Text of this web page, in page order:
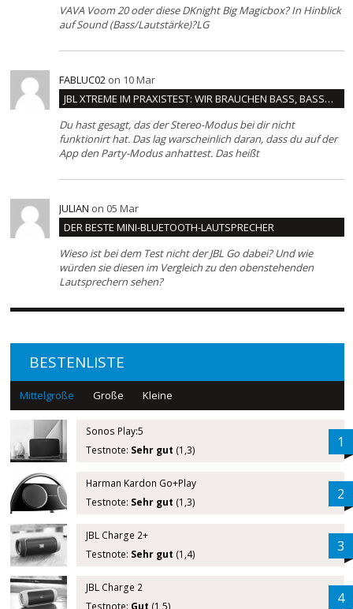
VAVA Voom 20 oder diese DKnight Big Magicbox? In Hinblick
auf Sound (Bass/Lautstärke)?LG
FABLUC02 on 10 Mar
JBL XTREME IM PRAXISTEST: WIR BRAUCHEN BASS, BASS…
Du hast gesagt, das der Stereo-Modus bei dir nicht
funktionirt hat. Das lag warscheinlich daran, dass du auf der
App den Party-Modus anhattest. Das heißt
JULIAN on 05 Mar
DER BESTE MINI-BLUETOOTH-LAUTSPRECHER
Wieso ist bei dem Test nicht der JBL Go dabei? Und wie
würden sie diesen im Vergleich zu den obenstehenden
Lautsprechern sehen?
BESTENLISTE
Mittelgroße Große Kleine
Sonos Play:5
Testnote: Sehr gut (1,3) 1
Harman Kardon Go+Play
Testnote: Sehr gut (1,3) 2
JBL Charge 2+
Testnote: Sehr gut (1,4) 3
JBL Charge 2
Testnote: Gut (1,5) 4